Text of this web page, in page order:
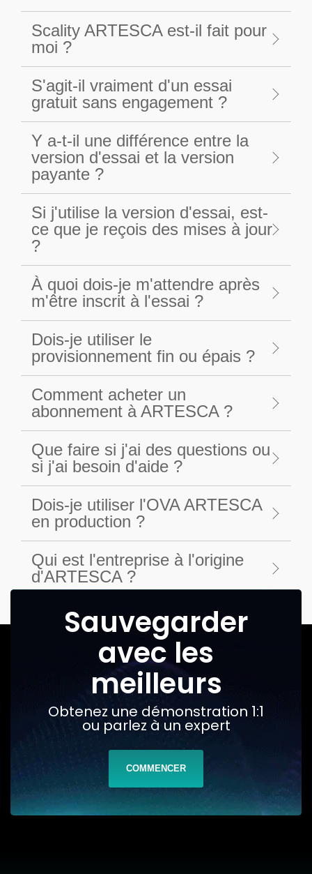
Scality ARTESCA est-il fait pour
moi ?
S'agit-il vraiment d'un essai
gratuit sans engagement ?
Y a-t-il une différence entre la
version d'essai et la version
payante ?
Si j'utilise la version d'essai, est-
ce que je reçois des mises à jour
?
À quoi dois-je m'attendre après
m'être inscrit à l'essai ?
Dois-je utiliser le
provisionnement fin ou épais ?
Comment acheter un
abonnement à ARTESCA ?
Que faire si j'ai des questions ou
si j'ai besoin d'aide ?
Dois-je utiliser l'OVA ARTESCA
en production ?
Qui est l'entreprise à l'origine
d'ARTESCA ?
Sauvegarder
avec les
meilleurs
Obtenez une démonstration 1:1
ou parlez à un expert
COMMENCER